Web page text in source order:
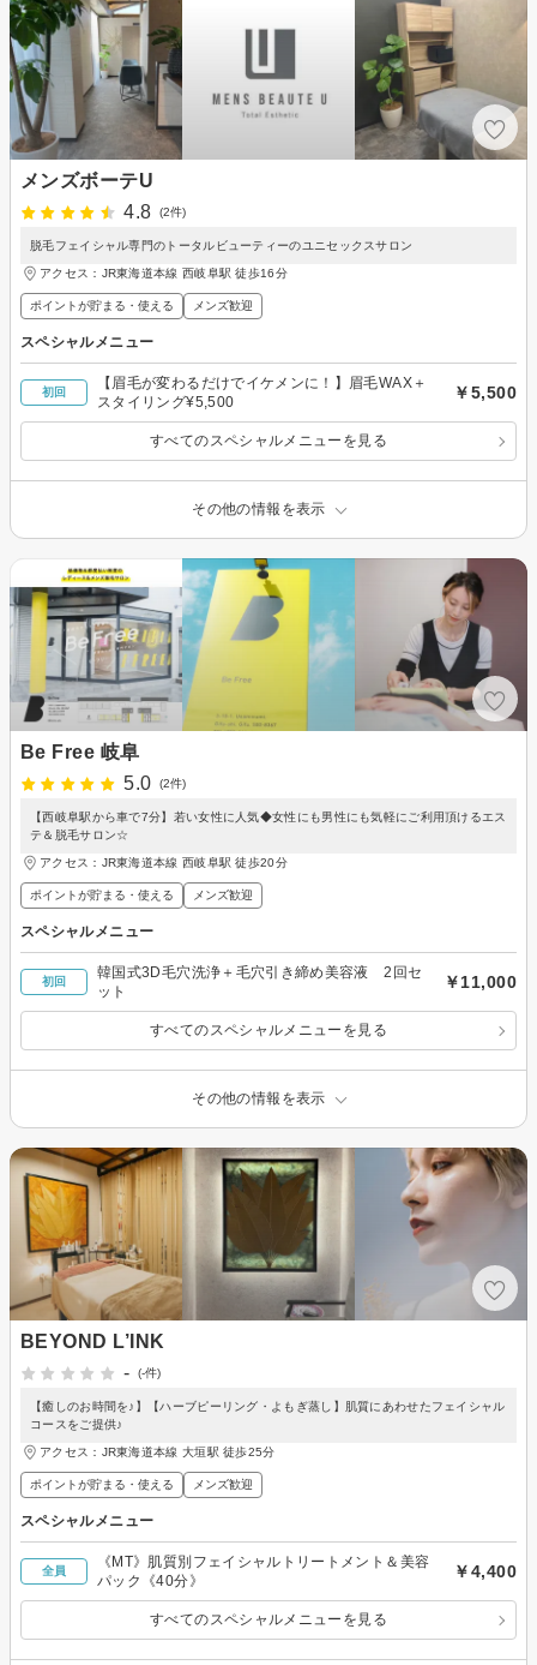
メンズボーテU
4.8
(2件)
脱毛フェイシャル専門のトータルビューティーのユニセックスサロン
アクセス：JR東海道本線 西岐阜駅 徒歩16分
ポイントが貯まる・使える メンズ歓迎
スペシャルメニュー
初回
【眉毛が変わるだけでイケメンに！】眉毛WAX＋
スタイリング¥5,500
￥5,500
すべてのスペシャルメニューを見る
その他の情報を表示
Be Free 岐阜
5.0
(2件)
【西岐阜駅から車で7分】若い女性に人気◆女性にも男性にも気軽にご利用頂けるエス
テ＆脱毛サロン☆
アクセス：JR東海道本線 西岐阜駅 徒歩20分
ポイントが貯まる・使える メンズ歓迎
スペシャルメニュー
初回
韓国式3D毛穴洗浄＋毛穴引き締め美容液 2回セ
ット
￥11,000
すべてのスペシャルメニューを見る
その他の情報を表示
BEYOND L’INK
-
(-件)
【癒しのお時間を♪】【ハーブピーリング・よもぎ蒸し】肌質にあわせたフェイシャル
コースをご提供♪
アクセス：JR東海道本線 大垣駅 徒歩25分
ポイントが貯まる・使える メンズ歓迎
スペシャルメニュー
全員
《MT》肌質別フェイシャルトリートメント＆美容
パック《40分》
￥4,400
すべてのスペシャルメニューを見る